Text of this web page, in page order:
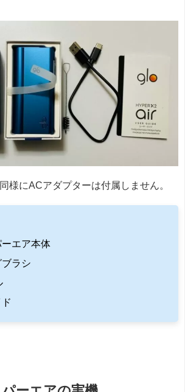
様にACアダプターは付属しません。
ーエア本体
ブラシ